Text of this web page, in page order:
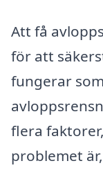
Att få
för att
fungerar
flera
problemet